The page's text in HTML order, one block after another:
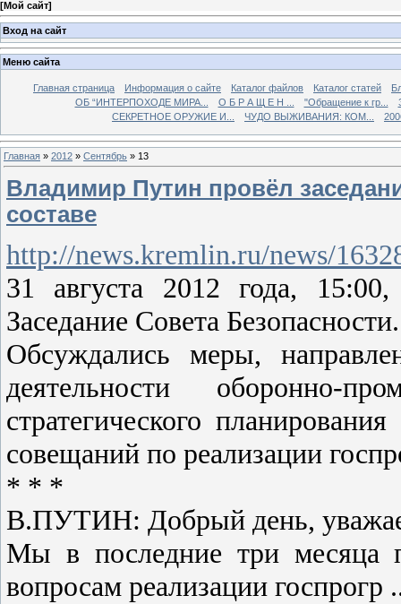
[Мой сайт]
Вход на сайт
Меню сайта
Главная страница Информация о сайте Каталог файлов Каталог статей
ОБ “ИНТЕРПОХОДЕ МИРА...
О Б Р А Щ Е Н ... "Обращение к гр...
СЕКРЕТНОЕ ОРУЖИЕ И...
ЧУДО ВЫЖИВАНИЯ: КОМ...
Главная » 2012 » Сентябрь » 13
Владимир Путин провёл
составе
http://news.kremlin.ru/news/
31 августа 2012 года,
Заседание Совета
Обсуждались меры,
деятельности оборонно-
стратегического
совещаний по реализации
* * *
В.ПУТИН: Добрый день,
Мы в последние три месяца
вопросам реализации госпрогр